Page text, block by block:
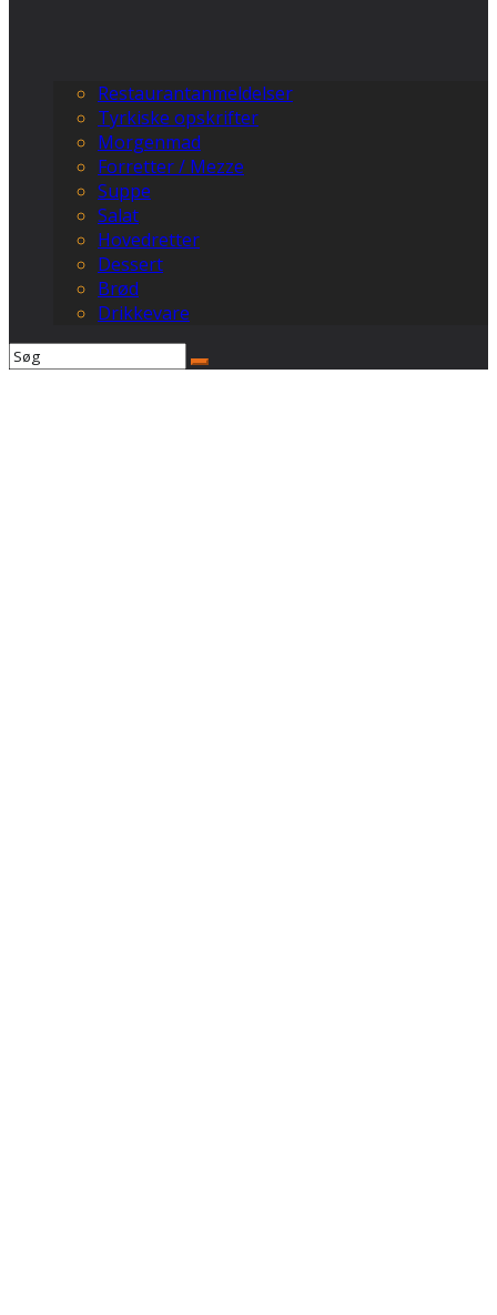
Restaurantanmeldelser
Tyrkiske opskrifter
Morgenmad
Forretter / Mezze
Suppe
Salat
Hovedretter
Dessert
Brød
Drikkevare